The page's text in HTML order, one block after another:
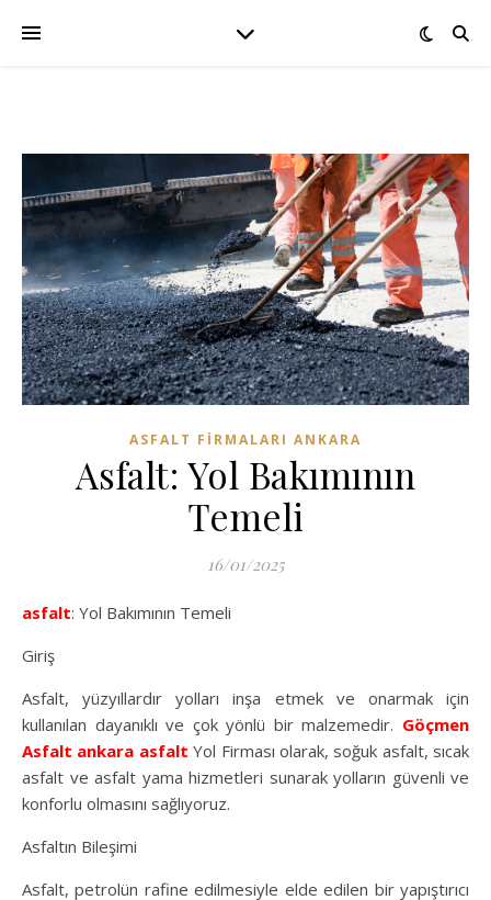
ASFALT FIRMALARI ANKARA
Asfalt: Yol Bakımının
Temeli
16/01/2025
asfalt: Yol Bakımının Temeli
Giriş
Asfalt, yüzyıllardır yolları inşa etmek ve onarmak için
kullanılan dayanıklı ve çok yönlü bir malzemedir. Göçmen
Asfalt ankara asfalt Yol Firması olarak, soğuk asfalt, sıcak
asfalt ve asfalt yama hizmetleri sunarak yolların güvenli ve
konforlu olmasını sağlıyoruz.
Asfaltın Bileşimi
Asfalt, petrolün rafine edilmesiyle elde edilen bir yapıştırıcı